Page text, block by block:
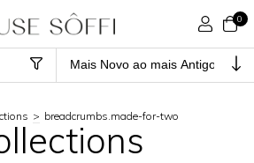
0
> breadcrumbs.made-for-two